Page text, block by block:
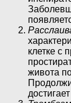
клетке с
живота